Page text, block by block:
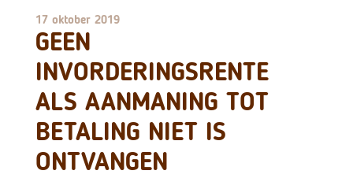
17 oktober 2019
GEEN
INVORDERINGSRENTE
ALS AANMANING TOT
BETALING NIET IS
ONTVANGEN